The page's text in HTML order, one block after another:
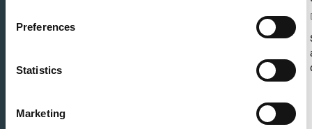
Preferences
Statistics
Marketing
Vuxenskolan
Svensk Form Gotland samverkar med